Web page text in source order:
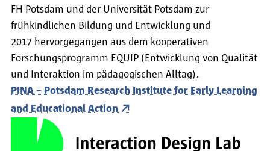
FH Potsdam und der Universität Potsdam zur
frühkindlichen Bildung und Entwicklung und
2017 hervorgegangen aus dem kooperativen
Forschungsprogramm EQUIP (Entwicklung von Qualität
und Interaktion im pädagogischen Alltag).
PINA – Potsdam Research Institute for Early Learning
and Educational Action